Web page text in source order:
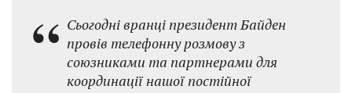
Сьогодні вранці президент Байден
провів телефонну розмову з
союзниками та партнерами для
координації нашої постійної